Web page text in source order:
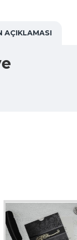
AÇIKLAMASI